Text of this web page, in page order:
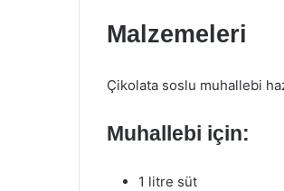
Malzemeleri
Çikolata soslu muhallebi
Muhallebi için:
1 litre süt